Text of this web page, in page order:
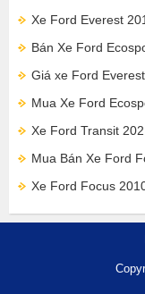
Xe Ford Everest
Bán Xe Ford
Giá xe Ford
Mua Xe Ford
Xe Ford Transit
Mua Bán Xe Ford
Xe Ford Focus